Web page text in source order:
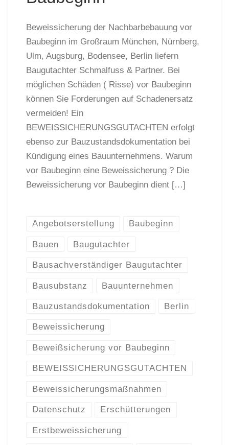
Beweissicherung der Nachbarbebauung vor
Baubeginn im Großraum München, Nürnberg,
Ulm, Augsburg, Bodensee, Berlin liefern
Baugutachter Schmalfuss & Partner. Bei
möglichen Schäden ( Risse) vor Baubeginn
können Sie Forderungen auf Schadenersatz
vermeiden! Ein
BEWEISSICHERUNGSGUTACHTEN erfolgt
ebenso zur Bauzustandsdokumentation bei
Kündigung eines Bauunternehmens. Warum
vor Baubeginn eine Beweissicherung ? Die
Beweissicherung vor Baubeginn dient […]
Angebotserstellung Baubeginn
Bauen Baugutachter
Bausachverständiger Baugutachter
Bausubstanz Bauunternehmen
Bauzustandsdokumentation Berlin
Beweissicherung
Beweißsicherung vor Baubeginn
BEWEISSICHERUNGSGUTACHTEN
Beweissicherungsmaßnahmen
Datenschutz Erschütterungen
Erstbeweissicherung